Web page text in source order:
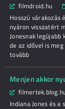
filmdroid.hu
Hosszú várakozás
nyáron visszatért
Jonesnak
de az idővel is
tovább
Menjen akkor
Indiana Jones és a